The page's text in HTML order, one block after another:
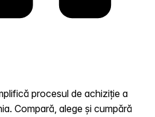
procesul de achiziție a
Compară, alege și cumpără